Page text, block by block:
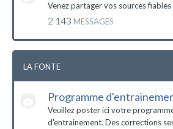
Venez partager vos sources
2 143 MESSAGES
LA FONTE
Programme
Veuillez poster ici votre
d'entrainement. Des corrections